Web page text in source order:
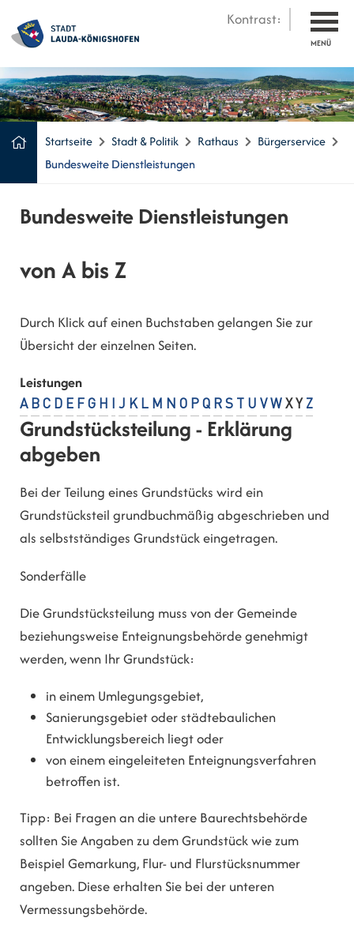
Kontrast:
MENÜ
Startseite Stadt & Politik Rathaus
Bürgerservice
Bundesweite Dienstleistungen
Bundesweite Dienstleistungen
von A bis Z
Durch Klick auf einen Buchstaben gelangen Sie zur
Übersicht der einzelnen Seiten.
Leistungen
A B C D E F G H J K L M N O P Q R S U V W X Y Z
Grundstücksteilung - Erklärung
abgeben
Bei der Teilung eines Grundstücks wird ein
Grundstücksteil grundbuchmäßig abgeschrieben und
als selbstständiges Grundstück eingetragen.
Sonderfälle
Die Grundstücksteilung muss von der Gemeinde
beziehungsweise Enteignungsbehörde genehmigt
werden, wenn Ihr Grundstück:
in einem Umlegungsgebiet,
Sanierungsgebiet oder städtebaulichen
Entwicklungsbereich liegt oder
von einem eingeleiteten Enteignungsverfahren
betroffen ist.
Tipp: Bei Fragen an die untere Baurechtsbehörde
sollten Sie Angaben zu dem Grundstück wie zum
Beispiel Gemarkung, Flur- und Flurstücksnummer
angeben. Diese erhalten Sie bei der unteren
Vermessungsbehörde.